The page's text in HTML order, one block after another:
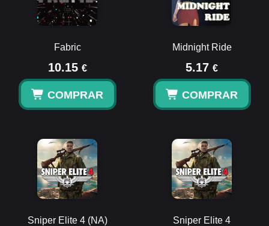
Fabric
10.15 €
COMPRAR
Midnight Ride
5.17 €
COMPRAR
Sniper Elite 4 (NA) Sniper Elite 4